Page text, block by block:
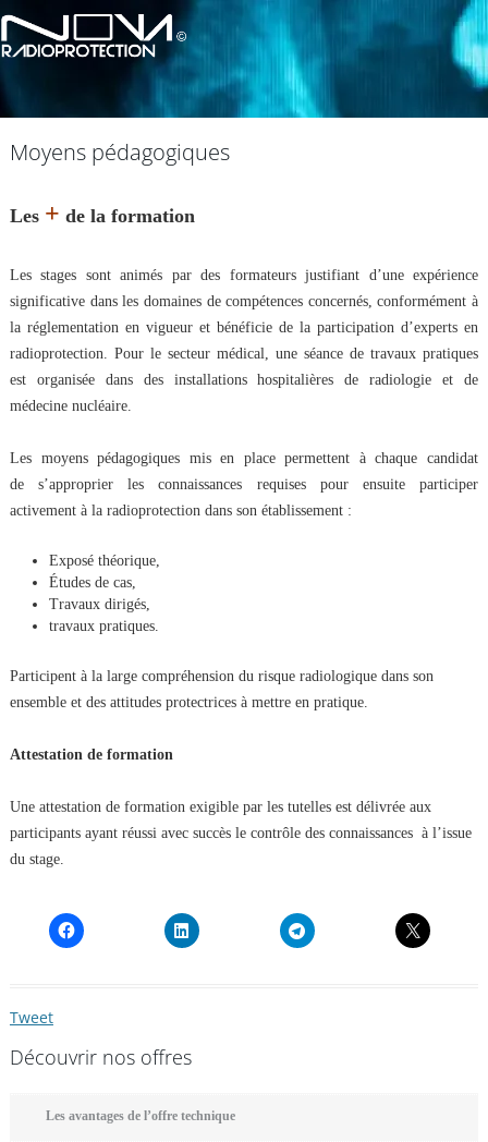
Moyens pédagogiques
Les + de la formation
Les stages sont animés par des formateurs justifiant d’une expérience
significative dans les domaines de compétences concernés, conformément à
la réglementation en vigueur et bénéficie de la participation d’experts en
radioprotection. Pour le secteur médical, une séance de travaux pratiques
est organisée dans des installations hospitalières de radiologie et de
médecine nucléaire.
Les moyens pédagogiques mis en place permettent à chaque candidat
de s’approprier les connaissances requises pour ensuite participer
activement à la radioprotection dans son établissement :
Exposé théorique,
Études de cas,
Travaux dirigés,
travaux pratiques.
Participent à la large compréhension du risque radiologique dans son
ensemble et des attitudes protectrices à mettre en pratique.
Attestation de formation
Une attestation de formation exigible par les tutelles est délivrée aux
participants ayant réussi avec succès le contrôle des connaissances à l’issue
du stage.
Tweet
Découvrir nos offres
Les avantages de l’offre technique